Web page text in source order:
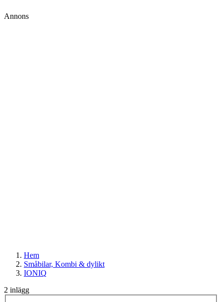
Annons
Hem
Småbilar, Kombi & dylikt
IONIQ
2 inlägg